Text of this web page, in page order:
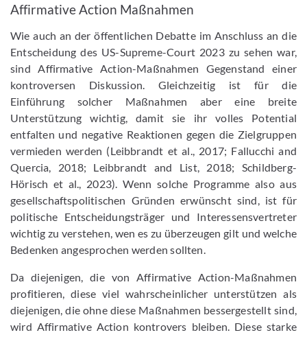
Affirmative Action Maßnahmen
Wie auch an der öffentlichen Debatte im Anschluss an die
Entscheidung des US-Supreme-Court 2023 zu sehen war,
sind Affirmative Action-Maßnahmen Gegenstand einer
kontroversen Diskussion. Gleichzeitig ist für die
Einführung solcher Maßnahmen aber eine breite
Unterstützung wichtig, damit sie ihr volles Potential
entfalten und negative Reaktionen gegen die Zielgruppen
vermieden werden (Leibbrandt et al., 2017; Fallucchi and
Quercia, 2018; Leibbrandt and List, 2018; Schildberg-
Hörisch et al., 2023). Wenn solche Programme also aus
gesellschaftspolitischen Gründen erwünscht sind, ist für
politische Entscheidungsträger und Interessensvertreter
wichtig zu verstehen, wen es zu überzeugen gilt und welche
Bedenken angesprochen werden sollten.
Da diejenigen, die von Affirmative Action-Maßnahmen
profitieren, diese viel wahrscheinlicher unterstützen als
diejenigen, die ohne diese Maßnahmen bessergestellt sind,
wird Affirmative Action kontrovers bleiben. Diese starke